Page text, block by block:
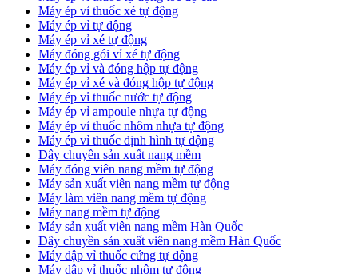
​Máy ép vỉ thuốc xé tự động
​Máy ép vỉ tự động
​Máy ép vỉ xé tự động
​Máy đóng gói vỉ xé tự động
​Máy ép vỉ và đóng hộp tự động
​Máy ép vỉ xé và đóng hộp tự động
​Máy ép vỉ thuốc nước tự động
​Máy ép vỉ ampoule nhựa tự động
Máy ép vỉ thuốc nhôm nhựa tự động
​Máy ép vỉ thuốc định hình tự động
​Dây chuyền sản xuất nang mềm
Máy đóng viên nang mềm tự động
​Máy sản xuất viên nang mềm tự động
Máy làm viên nang mềm tự động
Máy nang mềm tự động
​Máy sản xuất viên nang mềm Hàn Quốc
​Dây chuyền sản xuất viên nang mềm Hàn Quốc
Máy dập vỉ thuốc cứng tự động
Máy dập vỉ thuốc nhôm tự động